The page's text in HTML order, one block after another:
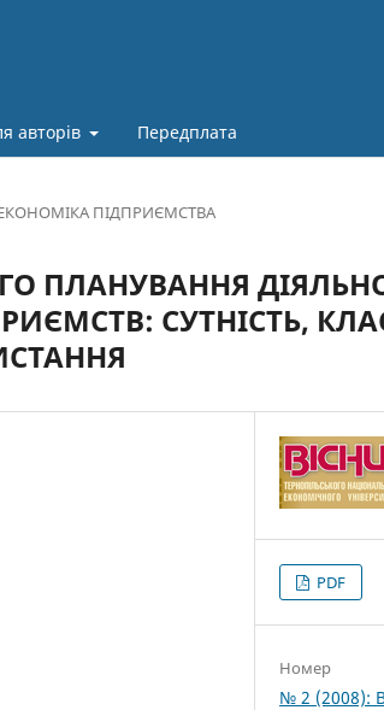
авторів Передплата
ПІДПРИЄМСТВА
ПЛАНУВАННЯ
СУТНІСТЬ,
PDF
Номер
№ 2 (2008):